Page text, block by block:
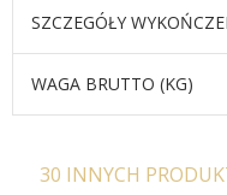
SZCZEGÓŁY
WAGA BRUTTO (KG)
30 INNYCH